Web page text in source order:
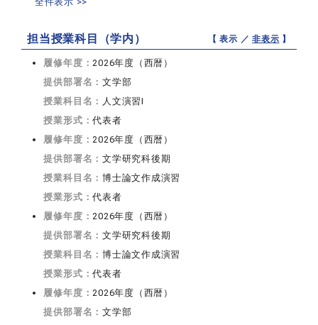
担当授業科目（学内） 【 表示 ／非表示 】
履修年度：2026年度（西暦）
提供部署名：文学部
授業科目名： 人文演習I
授業形式：代表者
履修年度：2026年度（西暦）
提供部署名：文学研究科後期
授業科目名：博士論文作成演習
授業形式：代表者
履修年度：2026年度（西暦）
提供部署名：文学研究科後期
授業科目名：博士論文作成演習
授業形式：代表者
履修年度：2026年度（西暦）
提供部署名：文学部